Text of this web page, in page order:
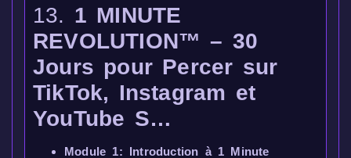
13. 1 MINUTE
REVOLUTION™ – 30
Jours pour Percer sur
TikTok, Instagram et
YouTube S…
Module 1: Introduction à 1 Minute